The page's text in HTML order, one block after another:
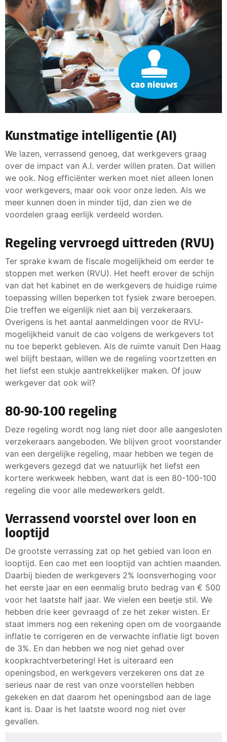
Kunstmatige intelligentie (AI)
We lazen, verrassend genoeg, dat werkgevers graag
over de impact van A.I. verder willen praten. Dat willen
we ook. Nog efficiënter werken moet niet alleen lonen
voor werkgevers, maar ook voor onze leden. Als we
meer kunnen doen in minder tijd, dan zien we de
voordelen graag eerlijk verdeeld worden.
Regeling vervroegd uittreden (RVU)
Ter sprake kwam de fiscale mogelijkheid om eerder te
stoppen met werken (RVU). Het heeft erover de schijn
van dat het kabinet en de werkgevers de huidige ruime
toepassing willen beperken tot fysiek zware beroepen.
Die treffen we eigenlijk niet aan bij verzekeraars.
Overigens is het aantal aanmeldingen voor de RVU-
mogelijkheid vanuit de cao volgens de werkgevers tot
nu toe beperkt gebleven. Als de ruimte vanuit Den Haag
wel blijft bestaan, willen we de regeling voortzetten en
het liefst een stukje aantrekkelijker maken. Of jouw
werkgever dat ook wil?
80-90-100 regeling
Deze regeling wordt nog lang niet door alle aangesloten
verzekeraars aangeboden. We blijven groot voorstander
van een dergelijke regeling, maar hebben we tegen de
werkgevers gezegd dat we natuurlijk het liefst een
kortere werkweek hebben, want dat is een 80-100-100
regeling die voor alle medewerkers geldt.
Verrassend voorstel over loon en
looptijd
De grootste verrassing zat op het gebied van loon en
looptijd. Een cao met een looptijd van achtien maanden.
Daarbij bieden de werkgevers 2% loonsverhoging voor
het eerste jaar en een eenmalig bruto bedrag van € 500
voor het laatste half jaar. We vielen een beetje stil. We
hebben drie keer gevraagd of ze het zeker wisten. Er
staat immers nog een rekening open om de voorgaande
inflatie te corrigeren en de verwachte inflatie ligt boven
de 3%. En dan hebben we nog niet gehad over
koopkrachtverbetering! Het is uiteraard een
openingsbod, en werkgevers verzekeren ons dat ze
serieus naar de rest van onze voorstellen hebben
gekeken en dat daarom het openingsbod aan de lage
kant is. Daar is het laatste woord nog niet over
gevallen.